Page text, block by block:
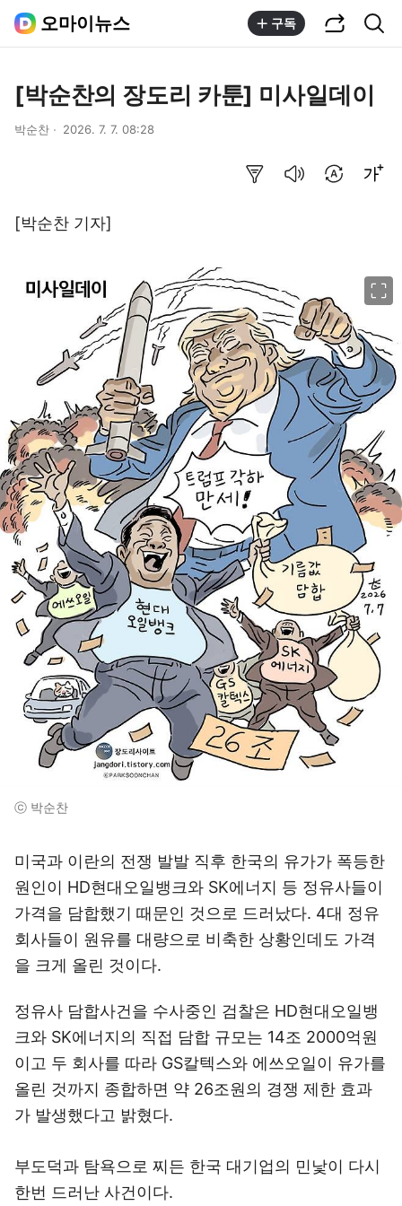
오마이뉴스 구독
[박순찬의 장도리 카툰] 미사일데이
박순찬 2026. 7. 7. 08:28
[박순찬 기자]
ⓒ 박순찬
미국과 이란의 전쟁 발발 직후 한국의 유가가 폭등한
원인이 HD현대오일뱅크와 SK에너지 등 정유사들이
가격을 담합했기 때문인 것으로 드러났다. 4대 정유
회사들이 원유를 대량으로 비축한 상황인데도 가격
을 크게 올린 것이다.
정유사 담합사건을 수사중인 검찰은 HD현대오일뱅
크와 SK에너지의 직접 담합 규모는 14조 2000억원
이고 두 회사를 따라 GS칼텍스와 에쓰오일이 유가를
올린 것까지 종합하면 약 26조원의 경쟁 제한 효과
가 발생했다고 밝혔다.
부도덕과 탐욕으로 찌든 한국 대기업의 민낯이 다시
한번 드러난 사건이다.